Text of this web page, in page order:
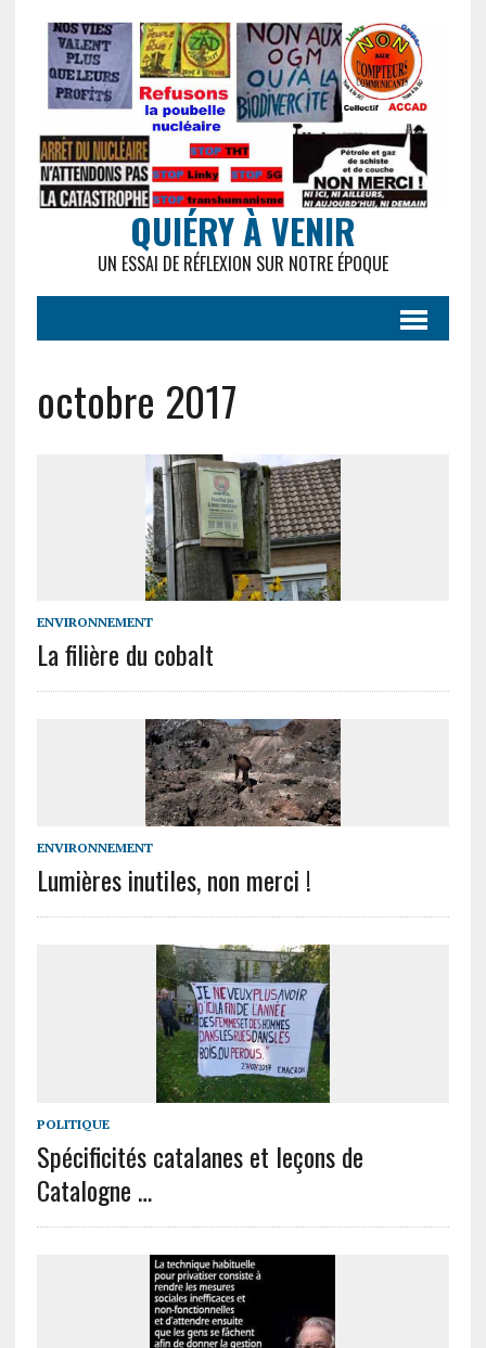
QUIÉRY À VENIR
UN ESSAI DE RÉFLEXION SUR NOTRE ÉPOQUE
octobre 2017
ENVIRONNEMENT
La filière du cobalt
ENVIRONNEMENT
Lumières inutiles, non merci !
POLITIQUE
Spécificités catalanes et leçons de
Catalogne …